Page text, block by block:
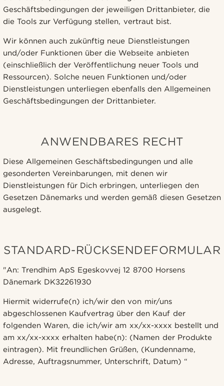
Geschäftsbedingungen der jeweiligen Drittanbieter, die
die Tools zur Verfügung stellen, vertraut bist.
Wir können auch zukünftig neue Dienstleistungen
und/oder Funktionen über die Webseite anbieten
(einschließlich der Veröffentlichung neuer Tools und
Ressourcen). Solche neuen Funktionen und/oder
Dienstleistungen unterliegen ebenfalls den Allgemeinen
Geschäftsbedingungen der Drittanbieter.
ANWENDBARES RECHT
Diese Allgemeinen Geschäftsbedingungen und alle
gesonderten Vereinbarungen, mit denen wir
Dienstleistungen für Dich erbringen, unterliegen den
Gesetzen Dänemarks und werden gemäß diesen Gesetzen
ausgelegt.
STANDARD-RÜCKSENDEFORMULAR
"An: Trendhim ApS Egeskovvej 12 8700 Horsens
Dänemark DK32261930
Hiermit widerrufe(n) ich/wir den von mir/uns
abgeschlossenen Kaufvertrag über den Kauf der
folgenden Waren, die ich/wir am xx/xx-xxxx bestellt und
am xx/xx-xxxx erhalten habe(n): (Namen der Produkte
eintragen). Mit freundlichen Grüßen, (Kundenname,
Adresse, Auftragsnummer, Unterschrift, Datum) “